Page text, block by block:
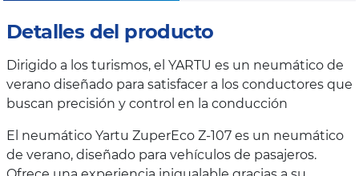
Detalles del producto
Dirigido a los turismos, el YARTU es un neumático de
verano diseñado para satisfacer a los conductores que
buscan precisión y control en la conducción
El neumático Yartu ZuperEco Z-107 es un neumático
de verano, diseñado para vehículos de pasajeros.